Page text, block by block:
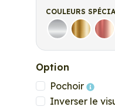
COULEURS
Argent Or
Option
Pochoir
Inverser le